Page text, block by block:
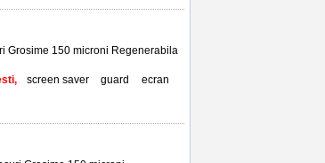
Grosime 150 microni Regenerabila
screen saver, guard ecran